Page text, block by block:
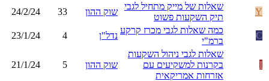
Y
שאלות של מייק מתחיל לגבי
תיק השקעות פשוט
שוק ההון 33
24/2/24
C
כמה שאלות לגבי מכרז קרקע
ברמ"י
נדל"ן 4
23/1/24
I
שאלות לגבי ניהול השקעות
בקרנות למשקיעים עם
אזרחות אמריקאית
שוק ההון 5
21/1/24